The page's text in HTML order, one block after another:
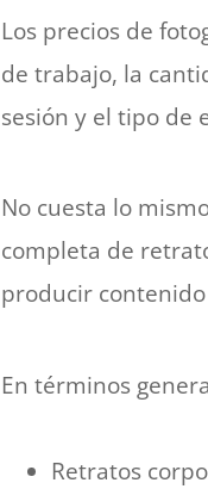
Los precios de
de trabajo, la
sesión y el tipo de
No cuesta lo
completa de
producir contenido
En términos
Retratos